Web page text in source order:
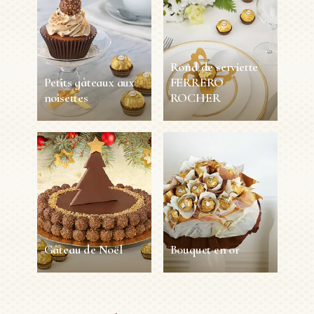
Petits gâteaux aux
noisettes
Petits gâteaux aux
noisettes
45 min Facile
EN VOIR PLUS
Rond de serviette
FERRERO
ROCHER
FERRERO
ROCHER
5 min 1 Personne Facile
EN VOIR PLUS
Gâteau de Noël Bouquet en or